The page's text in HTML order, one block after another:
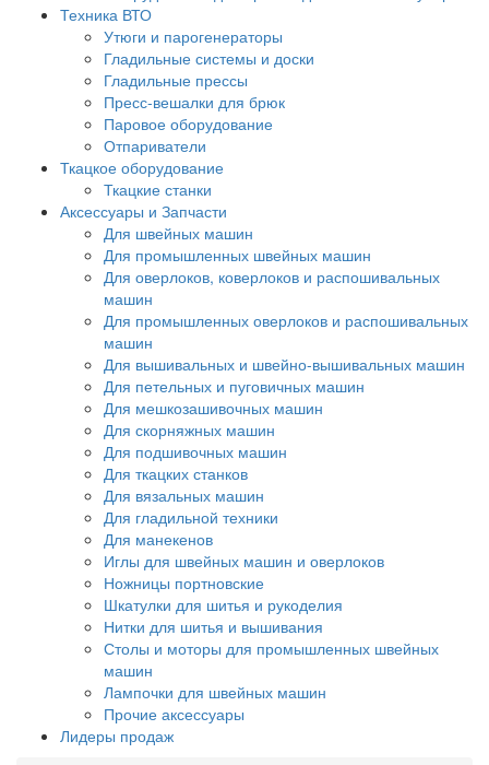
Техника ВТО
Утюги и парогенераторы
Гладильные системы и доски
Гладильные прессы
Пресс-вешалки для брюк
Паровое оборудование
Отпариватели
Ткацкое оборудование
Ткацкие станки
Аксессуары и Запчасти
Для швейных машин
Для промышленных швейных машин
Для оверлоков, коверлоков и распошивальных
машин
Для промышленных оверлоков и распошивальных
машин
Для вышивальных и швейно-вышивальных машин
Для петельных и пуговичных машин
Для мешкозашивочных машин
Для скорняжных машин
Для подшивочных машин
Для ткацких станков
Для вязальных машин
Для гладильной техники
Для манекенов
Иглы для швейных машин и оверлоков
Ножницы портновские
Шкатулки для шитья и рукоделия
Нитки для шитья и вышивания
Столы и моторы для промышленных швейных
машин
Лампочки для швейных машин
Прочие аксессуары
Лидеры продаж